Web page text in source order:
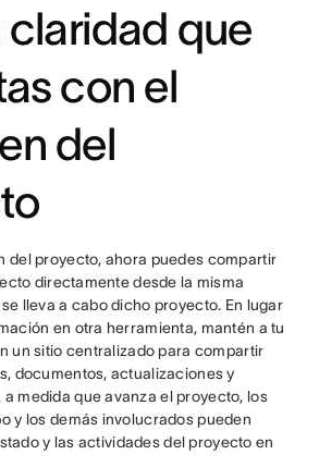
claridad que
con el
del
del proyecto, ahora puedes compartir
directamente desde la misma
lleva a cabo dicho proyecto. En lugar
en otra herramienta, mantén a tu
un sitio centralizado para compartir
documentos, actualizaciones y
a medida que avanza el proyecto, los
y los demás involucrados pueden
y las actividades del proyecto en